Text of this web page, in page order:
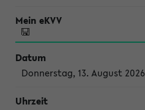
Donnerstag, 13. August 2026